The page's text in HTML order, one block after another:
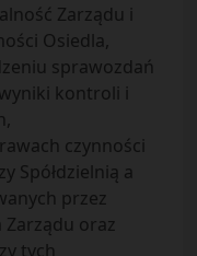
Zarządu i
Osiedla,
sprawozdań
kontroli i
czynności
Spółdzielnią a
przez
Zarządu oraz
tych